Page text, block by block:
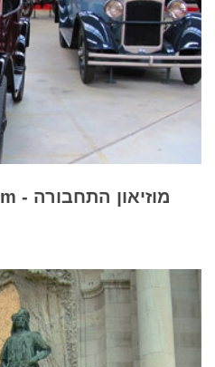
מוזיאון התחבורה - Transport Museum